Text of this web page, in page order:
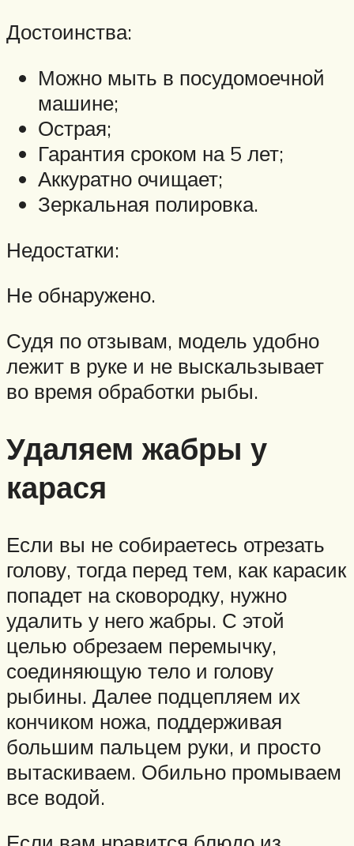
Достоинства:
Можно мыть в посудомоечной
машине;
Острая;
Гарантия сроком на 5 лет;
Аккуратно очищает;
Зеркальная полировка.
Недостатки:
Не обнаружено.
Судя по отзывам, модель удобно
лежит в руке и не выскальзывает
во время обработки рыбы.
Удаляем жабры у
карася
Если вы не собираетесь отрезать
голову, тогда перед тем, как карасик
попадет на сковородку, нужно
удалить у него жабры. С этой
целью обрезаем перемычку,
соединяющую тело и голову
рыбины. Далее подцепляем их
кончиком ножа, поддерживая
большим пальцем руки, и просто
вытаскиваем. Обильно промываем
все водой.